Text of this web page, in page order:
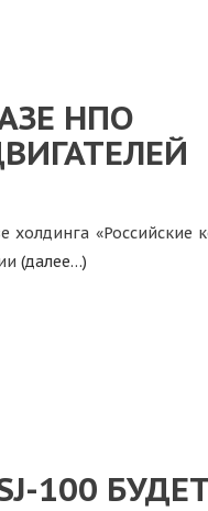
НПО
холдинга «Российские
(далее…)
100